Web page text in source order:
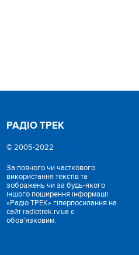
РАДІО ТРЕК
© 2005-2022
За повного чи часткового
використання текстів та
зображень чи за будь-якого
іншого поширення інформації
«Радіо ТРЕК» гіперпосилання на
сайт radiotrek.rv.ua є
обов'язковим.